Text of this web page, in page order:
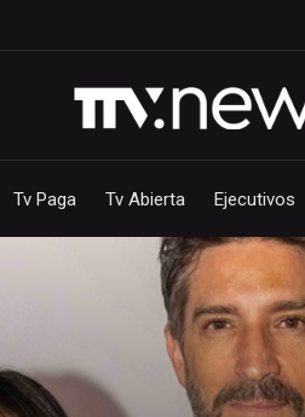
Tv Paga Tv Abierta Ejecutivos